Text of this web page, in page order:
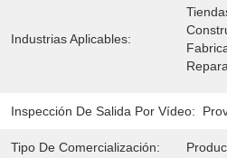
Industrias Aplicables:
Inspección De Salida Por Vídeo:
Tipo De Comercialización: